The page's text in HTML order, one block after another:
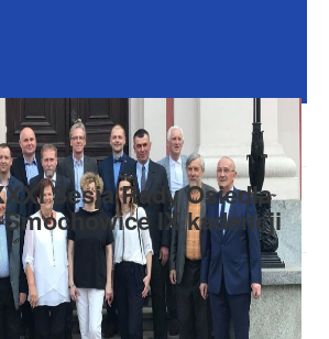
Sesja Rady Osiedla
IX kadencji